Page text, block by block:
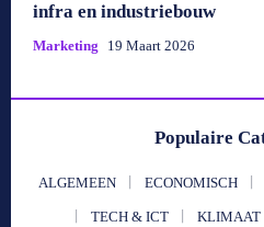
infra en industriebouw
Marketing 19 Maart 2026
Populaire
ALGEMEEN ECONOMISCH
TECH & ICT KLIMAAT